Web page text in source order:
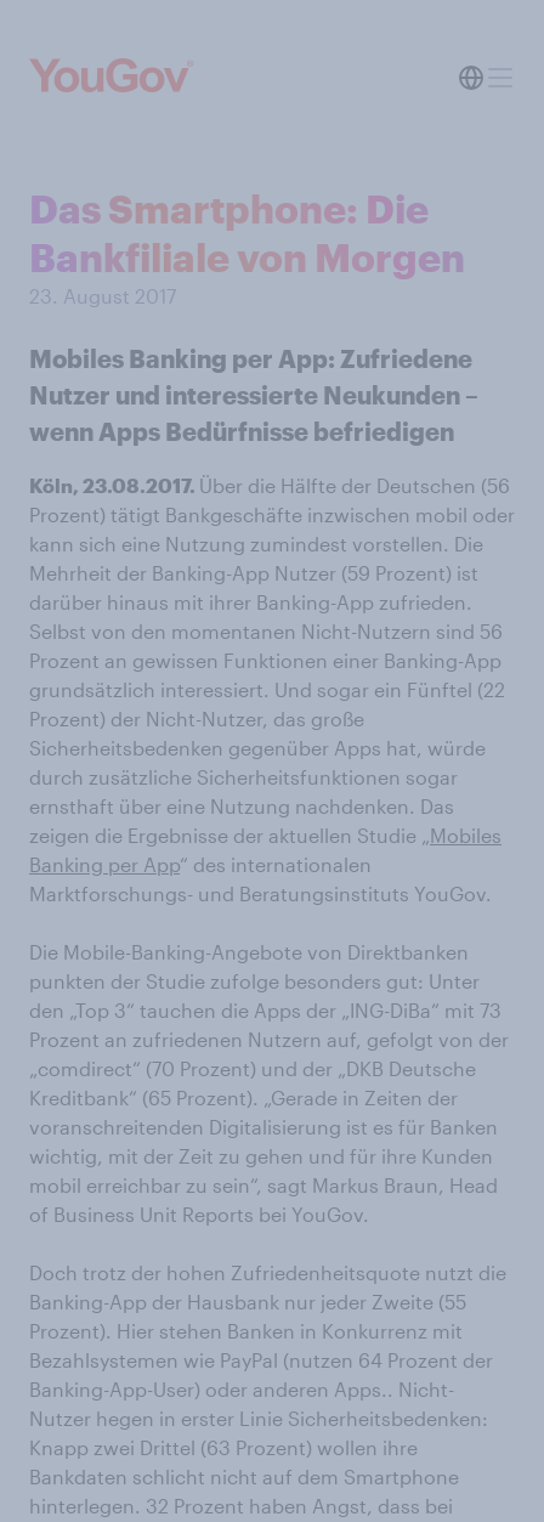
Das Smartphone: Die
Bankfiliale von Morgen
23. August 2017
Mobiles Banking per App: Zufriedene
Nutzer und interessierte Neukunden –
wenn Apps Bedürfnisse befriedigen
Köln, 23.08.2017. Über die Hälfte der Deutschen (56
Prozent) tätigt Bankgeschäfte inzwischen mobil oder
kann sich eine Nutzung zumindest vorstellen. Die
Mehrheit der Banking-App Nutzer (59 Prozent) ist
darüber hinaus mit ihrer Banking-App zufrieden.
Selbst von den momentanen Nicht-Nutzern sind 56
Prozent an gewissen Funktionen einer Banking-App
grundsätzlich interessiert. Und sogar ein Fünftel (22
Prozent) der Nicht-Nutzer, das große
Sicherheitsbedenken gegenüber Apps hat, würde
durch zusätzliche Sicherheitsfunktionen sogar
ernsthaft über eine Nutzung nachdenken. Das
zeigen die Ergebnisse der aktuellen Studie „Mobiles
Banking per App“ des internationalen
Marktforschungs- und Beratungsinstituts YouGov.
Die Mobile-Banking-Angebote von Direktbanken
punkten der Studie zufolge besonders gut: Unter
den „Top 3“ tauchen die Apps der „ING-DiBa“ mit 73
Prozent an zufriedenen Nutzern auf, gefolgt von der
„comdirect“ (70 Prozent) und der „DKB Deutsche
Kreditbank“ (65 Prozent). „Gerade in Zeiten der
voranschreitenden Digitalisierung ist es für Banken
wichtig, mit der Zeit zu gehen und für ihre Kunden
mobil erreichbar zu sein“, sagt Markus Braun, Head
of Business Unit Reports bei YouGov.
Doch trotz der hohen Zufriedenheitsquote nutzt die
Banking-App der Hausbank nur jeder Zweite (55
Prozent). Hier stehen Banken in Konkurrenz mit
Bezahlsystemen wie PayPal (nutzen 64 Prozent der
Banking-App-User) oder anderen Apps.. Nicht-
Nutzer hegen in erster Linie Sicherheitsbedenken:
Knapp zwei Drittel (63 Prozent) wollen ihre
Bankdaten schlicht nicht auf dem Smartphone
hinterlegen. 32 Prozent haben Angst, dass bei